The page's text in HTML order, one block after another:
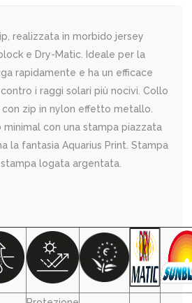
realizzata in morbido jersey
e Dry-Matic. Ideale per la
rapidamente e ha un efficace
i raggi solari più nocivi. Collo
zip in nylon effetto metallo.
con una stampa piazzata
la fantasia Aquarius Print. Stampa
logata argentata.